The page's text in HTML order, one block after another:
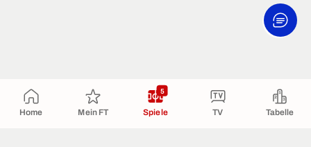
Home Mein FT Spiele
5
TV Tabelle